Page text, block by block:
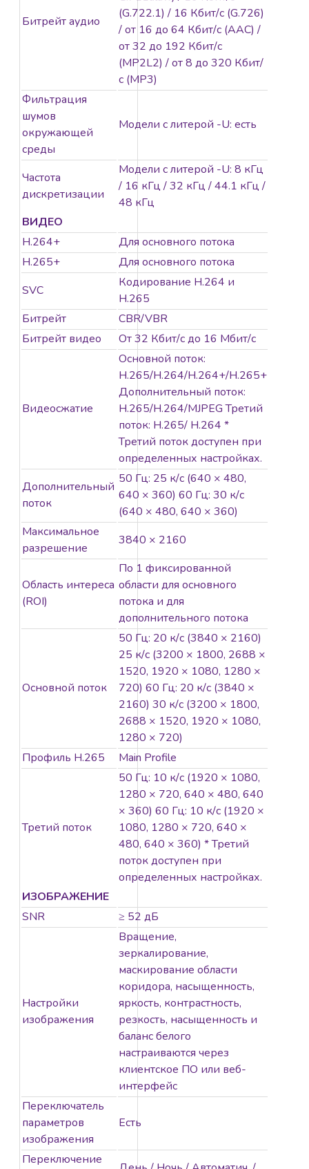
получают
тревожный сигнал.
Система фокусируется
на целях «Человек» /
«ТС», что значительно
повышает
эффективность
системы
видеомониторинга.
Особенности
Высокое
качество
изображения с
разрешением 8
Технология
эффективного
сжатия H.265+
задней засветке
технологии 120
Снижение числа
ложных тревог
благодаря
классификации
«человек/ТС» на
основе
глубокого
аудиосвязь в
Защита от влаги
и пыли: IP67
Встроенный слот
памяти microSD /
Битрейт аудио
(G.722.1) / 16 Кбит/с (G.726)
/ от 16 до 64 Кбит/с (AAC) /
от 32 до 192 Кбит/с
(MP2L2) / от 8 до 320 Кбит/
с (MP3)
Фильтрация
шумов
окружающей
среды
Модели с литерой -U: есть
Частота
дискретизации
Модели с литерой -U: 8 кГц
/ 16 кГц / 32 кГц / 44.1 кГц /
48 кГц
ВИДЕО
H.264+
Для основного потока
H.265+
Для основного потока
SVC
Кодирование H.264 и
H.265
Битрейт
CBR/VBR
Битрейт видео
От 32 Кбит/с до 16 Мбит/с
Видеосжатие
Основной поток:
H.265/H.264/H.264+/H.265+
Дополнительный поток:
H.265/H.264/MJPEG Третий
поток: H.265/ H.264 *
Третий поток доступен при
определенных настройках.
Дополнительный
поток
50 Гц: 25 к/с (640 × 480,
640 × 360) 60 Гц: 30 к/с
(640 × 480, 640 × 360)
Максимальное
разрешение
3840 × 2160
Область интереса
(ROI)
По 1 фиксированной
области для основного
потока и для
дополнительного потока
Основной поток
50 Гц: 20 к/с (3840 × 2160)
25 к/с (3200 × 1800, 2688 ×
1520, 1920 × 1080, 1280 ×
720) 60 Гц: 20 к/с (3840 ×
2160) 30 к/с (3200 × 1800,
2688 × 1520, 1920 × 1080,
1280 × 720)
Профиль H.265
Main Profile
Третий поток
50 Гц: 10 к/с (1920 × 1080,
1280 × 720, 640 × 480, 640
× 360) 60 Гц: 10 к/с (1920 ×
1080, 1280 × 720, 640 ×
480, 640 × 360) * Третий
поток доступен при
определенных настройках.
ИЗОБРАЖЕНИЕ
SNR
≥ 52 дБ
Настройки
изображения
Вращение,
зеркалирование,
маскирование области
коридора, насыщенность,
яркость, контрастность,
резкость, насыщенность и
баланс белого
настраиваются через
клиентское ПО или веб-
интерфейс
Переключатель
параметров
изображения
Есть
Переключение